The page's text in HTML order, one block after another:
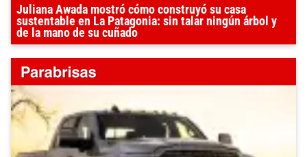
Juliana Awada mostró cómo construyó su casa
sustentable en La Patagonia: sin talar ningún árbol y
de la mano de su cuñado